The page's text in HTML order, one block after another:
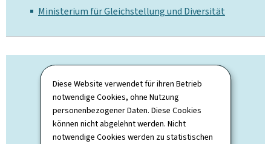
Diese Website verwendet für ihren Betrieb
notwendige Cookies, ohne Nutzung
personenbezogener Daten. Diese Cookies
können nicht abgelehnt werden. Nicht
notwendige Cookies werden zu statistischen
Ministerium für Gleichstellung und Diversität
Ministerin
Yuriko Backes